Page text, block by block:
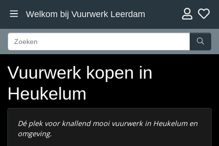
Welkom bij Vuurwerk Leerdam
Vuurwerk kopen in
Heukelum
Dé plek voor knallend mooi vuurwerk in Heukelum en
omgeving.